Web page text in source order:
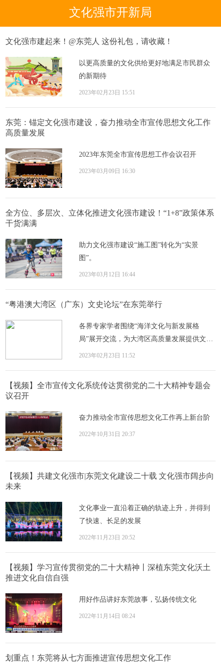
文化强市开新局
文化强市建起来！@东莞人 这份礼包，请收藏！
以更高质量的文化供给更好地满足市民群众
的新期待
2023年02月23日 15:51
东莞：锚定文化强市建设，奋力推动全市宣传思想文化工作
高质量发展
2023年东莞全市宣传思想工作会议召开
2023年03月09日 16:30
全方位、多层次、立体化推进文化强市建设！“1+8”政策体系
干货满满
助力文化强市建设“施工图”转化为“实景
图”。
2023年03月12日 16:44
“粤港澳大湾区（广东）文史论坛”在东莞举行
各界专家学者围绕“海洋文化与新发展格
局”展开交流，为大湾区高质量发展提供文化
对策
2023年02月23日 11:52
【视频】全市宣传文化系统传达贯彻党的二十大精神专题会
议召开
奋力推动全市宣传思想文化工作再上新台阶
2022年10月31日 20:37
【视频】共建文化强市|东莞文化建设二十载 文化强市阔步向
未来
文化事业一直沿着正确的轨迹上升，并得到
了快速、长足的发展
2022年11月23日 20:52
【视频】学习宣传贯彻党的二十大精神丨深植东莞文化沃土
推进文化自信自强
用好作品讲好东莞故事，弘扬传统文化
2022年11月14日 08:24
​划重点！东莞将从七方面推进宣传思想文化工作